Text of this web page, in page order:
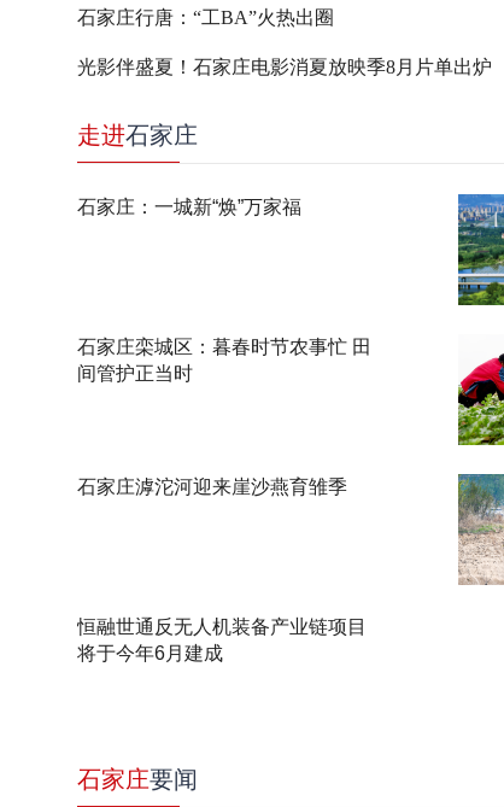
石家庄行唐：“工BA”火热出圈
光影伴盛夏！石家庄电影消夏放映季8月片单出炉
走进石家庄
石家庄：一城新“焕”万家福
石家庄栾城区：暮春时节农事忙 田
间管护正当时
石家庄滹沱河迎来崖沙燕育雏季
恒融世通反无人机装备产业链项目
将于今年6月建成
石家庄要闻